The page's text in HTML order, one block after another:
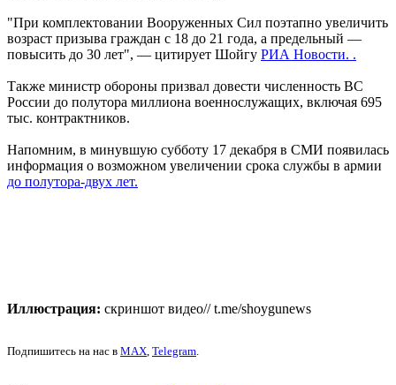
"При комплектовании Вооруженных Сил поэтапно увеличить
возраст призыва граждан с 18 до 21 года, а предельный —
повысить до 30 лет", — цитирует Шойгу РИА Новости. .
Также министр обороны призвал довести численность ВС
России до полутора миллиона военнослужащих, включая 695
тыс. контрактников.
Напомним, в минувшую субботу 17 декабря в СМИ появилась
информация о возможном увеличении срока службы в армии
до полутора-двух лет.
Иллюстрация: скриншот видео// t.me/shoygunews
Подпишитесь на нас в MAX, Telegram.